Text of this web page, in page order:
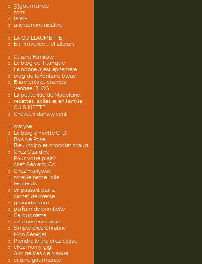
33gourmande
mimi
ROSE
une communicative
........
LA GUILLAUMETTE
En Provence ... et ailleurs
Cuisine Familiale
Le blog de Titanique
Le bonheur est éphémère...
blog de la fontaine bleue
Entre prés et champs
Vendée "BLOG"
La petite fille de Madeleine
recettes faciles et en famille
CUISINETTE
Cheveux dans le vent
maryse
Le blog d'Yvette C-D.
Bois de Rose
Bleu indigo et chocolat chaud
Chez Claudine
Pour votre plaisir
chez Séo and Co
Chez Françoise
mireille herbe folle
lestilleuls
en passant par la
carnet de bresse
grainedesucre
parfum de brimbelle
Cafougniette
victorine en cuisine
Simple chez Christine
Mon Sénégal
Prendre le thé chez Syssie
chez mamy gigi
Aux délices de Manue
cuisine gourmande